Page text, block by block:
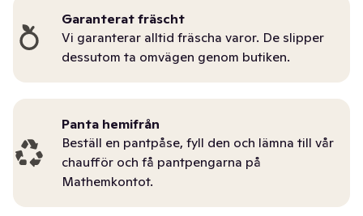
Garanterat fräscht
Vi garanterar alltid fräscha varor. De slipper
dessutom ta omvägen genom butiken.
Panta hemifrån
Beställ en pantpåse, fyll den och lämna till vår
chaufför och få pantpengarna på
Mathemkontot.